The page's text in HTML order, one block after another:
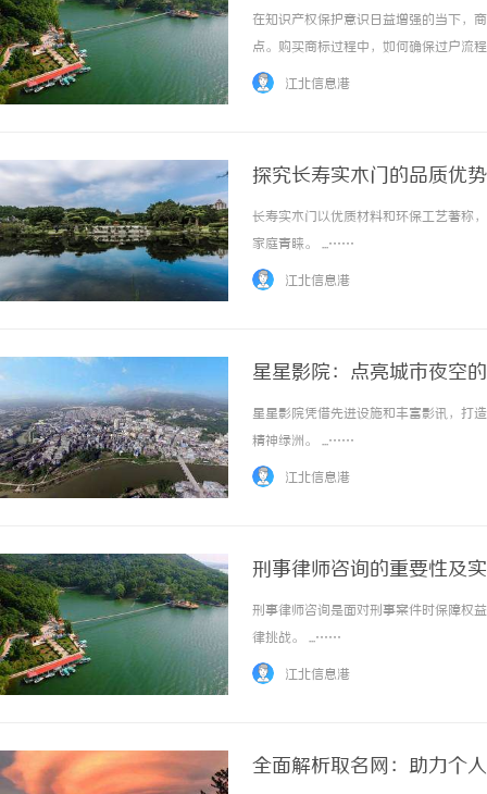
在知识产权保护意识日益增强的当下，
点。购买商标过程中，如何确保过户流
键技能。本文将系统梳理商标交易的核
江北信息港
探究长寿实木门的品质优
长寿实木门以优质材料和环保工艺著称
家庭青睐。 ...……
江北信息港
星星影院：点亮城市夜空
星星影院凭借先进设施和丰富影讯，打
精神绿洲。 ...……
江北信息港
刑事律师咨询的重要性及
刑事律师咨询是面对刑事案件时保障权
律挑战。 ...……
江北信息港
全面解析取名网：助力个